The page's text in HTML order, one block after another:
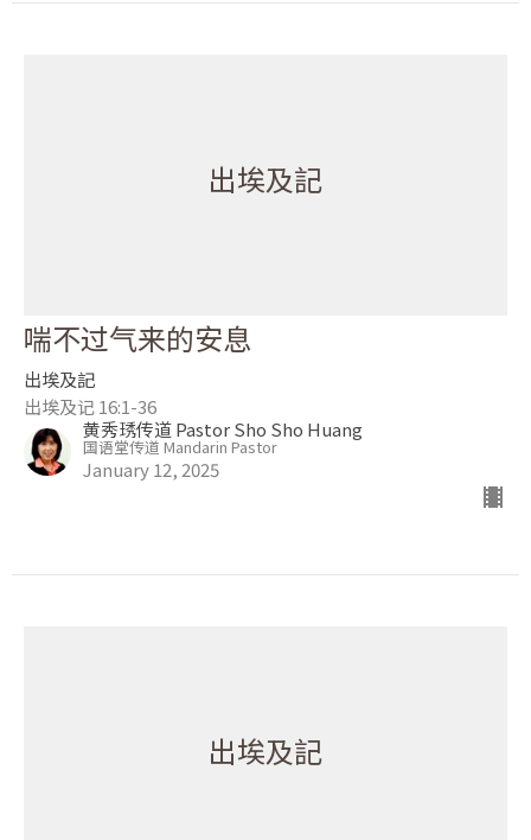
出埃及記
喘不过气来的安息
出埃及記
出埃及记 16:1-36
黄秀琇传道 Pastor Sho Sho Huang
国语堂传道 Mandarin Pastor
January 12, 2025
出埃及記